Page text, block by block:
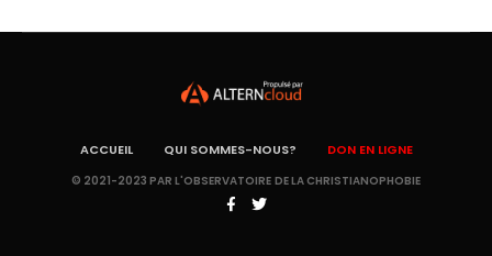
ACCUEIL QUI SOMMES-NOUS? DON EN LIGNE
© 2021-2023 PAR L'OBSERVATOIRE DE LA CHRISTIANOPHOBIE